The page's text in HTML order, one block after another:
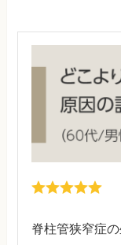
脊柱管狭窄症